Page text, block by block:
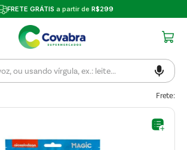
FRETE GRÁTIS a partir de R$299
Frete: